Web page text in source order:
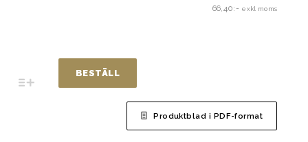
66,40:- exkl moms
BESTÄLL
Produktblad i PDF-format